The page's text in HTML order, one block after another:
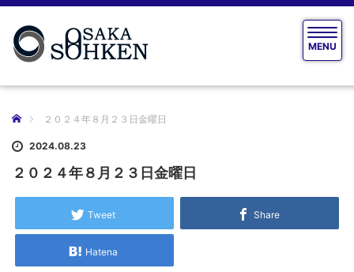
T
o
g
MENU
ホーム ２０２４年８月２３日金曜日
2024.08.23
２０２４年８月２３日金曜日
Tweet Share
Hatena